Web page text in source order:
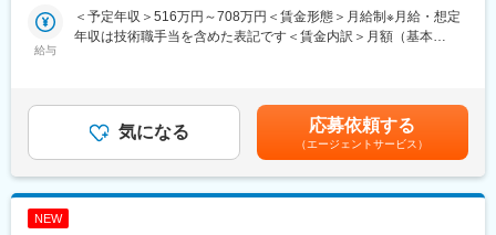
る中で、自社パッケージ化できるほど、高いソースコード解析力
に強みを持つ同社は、このエンジニアの工数を低減。エンジニア
継続的に案件をいただいております。
ステムの見える化やマイグレーション要望に対応し成長してきま
した。浜松拠点は中部のエンドユーザーを中心とした直接受託開
（言語：Java,.NET,RPG,COBOL）。
給与
＜予定年収＞516万円～708万円＜賃金形態＞月給制※月給・想定
年収は技術職手当を含めた表記です＜賃金内訳＞月額（基本
=532万円/36歳=596万円※待遇は経験・スキル、年齢等を考慮の
上、決定致します※賃金はあくまでも目安の金額であり、選考を通
じて上下する可能性があります賃金はあくまでも目安の金額であ
り、選考を通じて上下する可能性があります。月給(月額)は固定手
当を含めた表記です。
気になる 応募依頼する
（エージェントサービス）
NEW